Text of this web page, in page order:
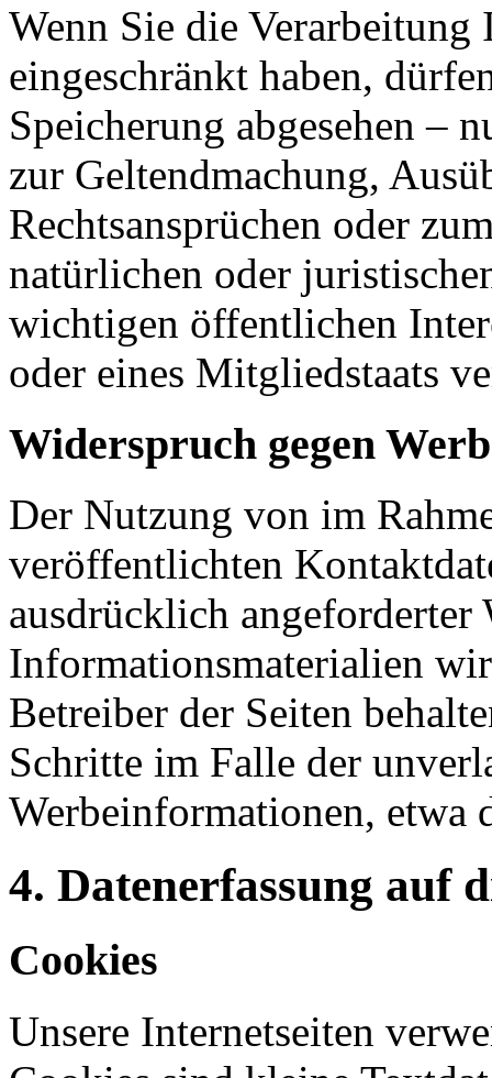
Wenn Sie die Verarbeitung
eingeschränkt haben,
Speicherung abgesehen
zur Geltendmachung,
Rechtsansprüchen oder
natürlichen oder
wichtigen öffentlichen
oder eines Mitgliedstaats
Widerspruch gegen
Der Nutzung von im
veröffentlichten
ausdrücklich angeforderter
Informationsmaterialien
Betreiber der Seiten
Schritte im Falle der
Werbeinformationen, etwa
4. Datenerfassung auf
Cookies
Unsere Internetseiten